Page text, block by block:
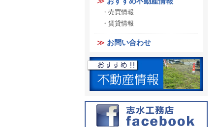
売買情報
賃貸情報
お問い合わせ